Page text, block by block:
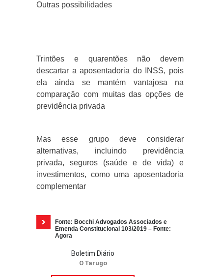
Outras possibilidades
Trintões e quarentões não devem
descartar a aposentadoria do INSS, pois
ela ainda se mantém vantajosa na
comparação com muitas das opções de
previdência privada
Mas esse grupo deve considerar
alternativas, incluindo previdência
privada, seguros (saúde e de vida) e
investimentos, como uma aposentadoria
complementar
Fonte: Bocchi Advogados Associados e
Emenda Constitucional 103/2019 – Fonte:
Agora
Boletim Diário
O Tarugo